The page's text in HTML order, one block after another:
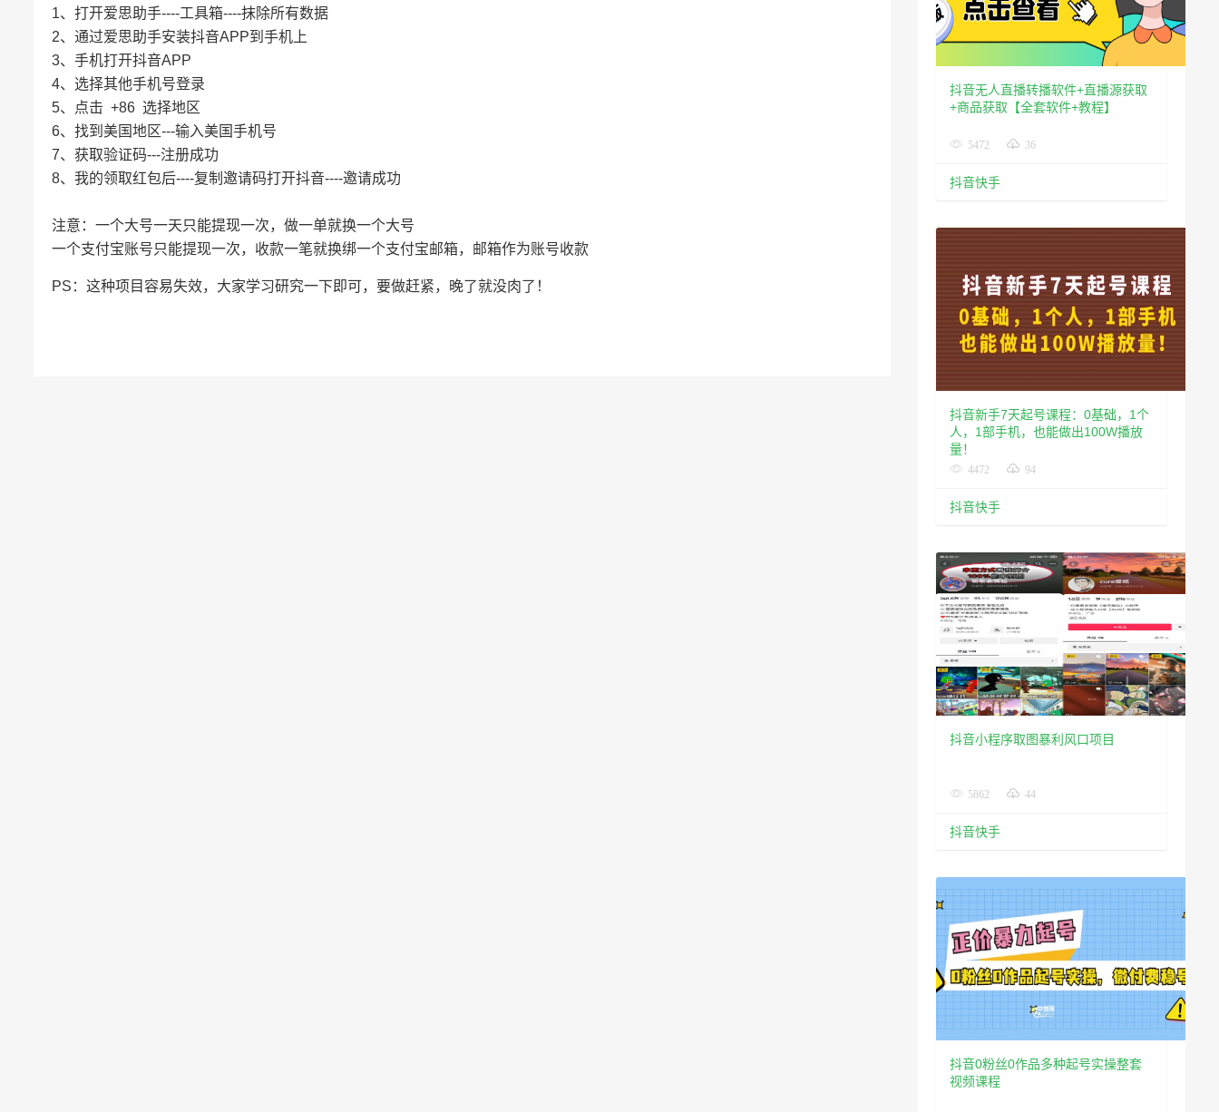
1、打开爱思助手----工具箱----抹除所有数据
2、通过爱思助手安装抖音APP到手机上
3、手机打开抖音APP
4、选择其他手机号登录
5、点击 +86 选择地区
6、找到美国地区---输入美国手机号
7、获取验证码---注册成功
8、我的领取红包后----复制邀请码打开抖音----邀请成功
注意：一个大号一天只能提现一次，做一单就换一个大号
一个支付宝账号只能提现一次，收款一笔就换绑一个支付宝邮箱，邮箱作为账号收款
PS：这种项目容易失效，大家学习研究一下即可，要做赶紧，晚了就没肉了！
抖音无人直播转播软件+直播源获取
+商品获取【全套软件+教程】
5472 36
抖音快手
抖音新手7天起号课程：0基础，1个
人，1部手机，也能做出100W播放
量！
4472 94
抖音快手
抖音小程序取图暴利风口项目
5862 44
抖音快手
抖音0粉丝0作品多种起号实操整套
视频课程